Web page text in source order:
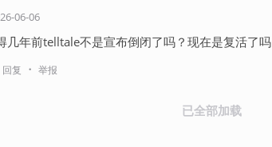
06-06
几年前telltale不是宣布倒闭了吗？现在是复活了吗
回复 ・ 举报
已全部加载